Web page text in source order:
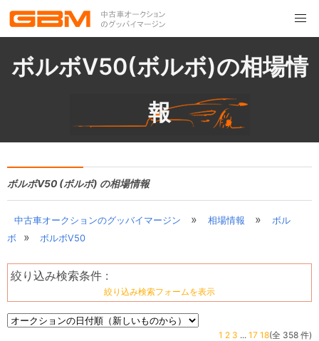
ボルボV50(ボルボ)の相場情
報
ボルボV50 (ボルボ) の相場情報
中古車オークションのグッバイマージン » 相場情報 »
ボル
ボ
» ボルボV50
絞り込み検索条件 :
絞り込み検索フォームを表示
1 2 3 ... 17 18(全 358 件)